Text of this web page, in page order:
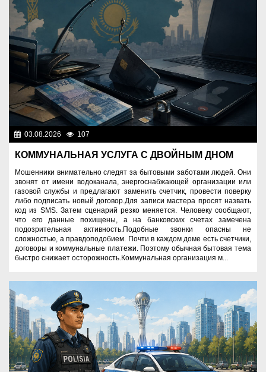
03.08.2026 107
КОММУНАЛЬНАЯ УСЛУГА С ДВОЙНЫМ ДНОМ
Мошенники внимательно следят за бытовыми заботами людей. Они
звонят от имени водоканала, энергоснабжающей организации или
газовой службы и предлагают заменить счетчик, провести поверку
либо подписать новый договор.Для записи мастера просят назвать
код из SMS. Затем сценарий резко меняется. Человеку сообщают,
что его данные похищены, а на банковских счетах замечена
подозрительная активность.Подобные звонки опасны не
сложностью, а правдоподобием. Почти в каждом доме есть счетчики,
договоры и коммунальные платежи. Поэтому обычная бытовая тема
быстро снижает осторожность.Коммунальная организация м...